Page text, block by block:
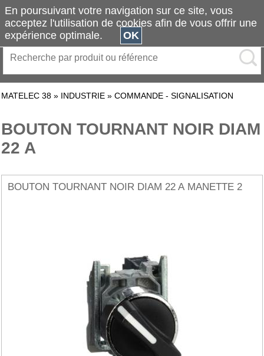
MATELEC 38 » INDUSTRIE » COMMANDE - SIGNALISATION
BOUTON TOURNANT NOIR DIAM
22 A
BOUTON TOURNANT NOIR DIAM 22 A MANETTE 2
En poursuivant votre navigation sur ce site, vous
acceptez l'utilisation de cookies afin de vous offrir une
expérience optimale.
OK